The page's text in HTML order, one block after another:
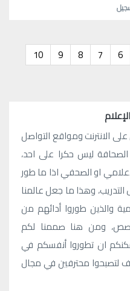
6
7
8
9
10
الانترنت ومواقع التواصل
ليس حكرا على احد،
او الصحفي اذا ما طور
وهذا ما جعل عالمنا
والذين طوروا أدائهم من
ومن هنا صممنا لكم
ان تطوروا أنفسكم في
لتصبحوا محترفين في مجال